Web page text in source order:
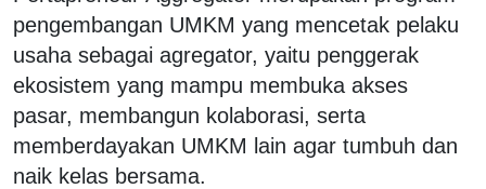
pengembangan UMKM yang mencetak pelaku
usaha sebagai agregator, yaitu penggerak
ekosistem yang mampu membuka akses
pasar, membangun kolaborasi, serta
memberdayakan UMKM lain agar tumbuh dan
naik kelas bersama.